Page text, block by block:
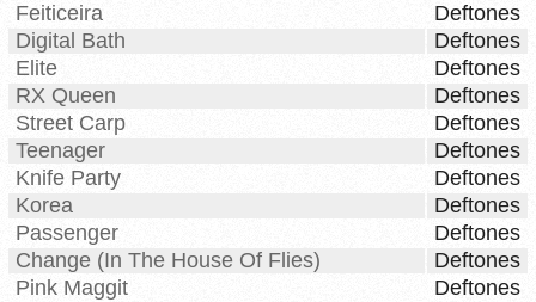
Feiticeira
Deftones
Digital Bath
Deftones
Elite
Deftones
RX Queen
Deftones
Street Carp
Deftones
Teenager
Deftones
Knife Party
Deftones
Korea
Deftones
Passenger
Deftones
Change (In The House Of Flies)
Deftones
Pink Maggit
Deftones